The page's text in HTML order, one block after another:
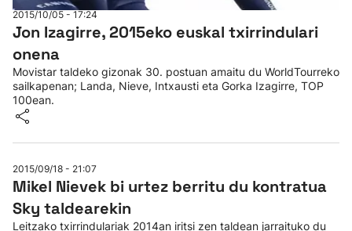
2015/10/05 - 17:24
Jon Izagirre, 2015eko euskal txirrindulari
onena
Movistar taldeko gizonak 30. postuan amaitu du WorldTourreko
sailkapenan; Landa, Nieve, Intxausti eta Gorka Izagirre, TOP
100ean.
2015/09/18 - 21:07
Mikel Nievek bi urtez berritu du kontratua
Sky taldearekin
Leitzako txirrindulariak 2014an iritsi zen taldean jarraituko du